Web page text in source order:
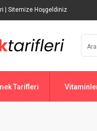
| Sitemize Hoşgeldiniz
Tarifleri